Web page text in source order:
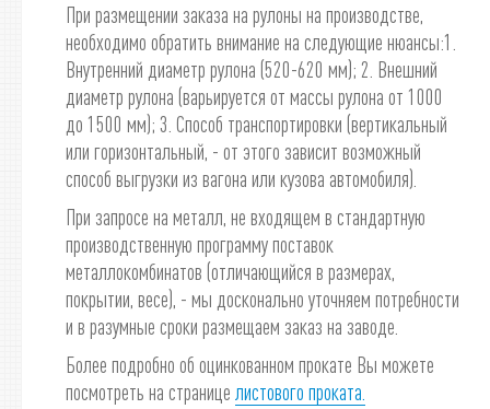
При размещении заказа на рулоны на производстве,
необходимо обратить внимание на следующие нюансы:1.
Внутренний диаметр рулона (520-620 мм); 2. Внешний
диаметр рулона (варьируется от массы рулона от 1000
до 1500 мм); 3. Способ транспортировки (вертикальный
или горизонтальный, - от этого зависит возможный
способ выгрузки из вагона или кузова автомобиля).
При запросе на металл, не входящем в стандартную
производственную программу поставок
металлокомбинатов (отличающийся в размерах,
покрытии, весе), - мы досконально уточняем потребности
и в разумные сроки размещаем заказ на заводе.
Более подробно об оцинкованном прокате Вы можете
посмотреть на странице листового проката.